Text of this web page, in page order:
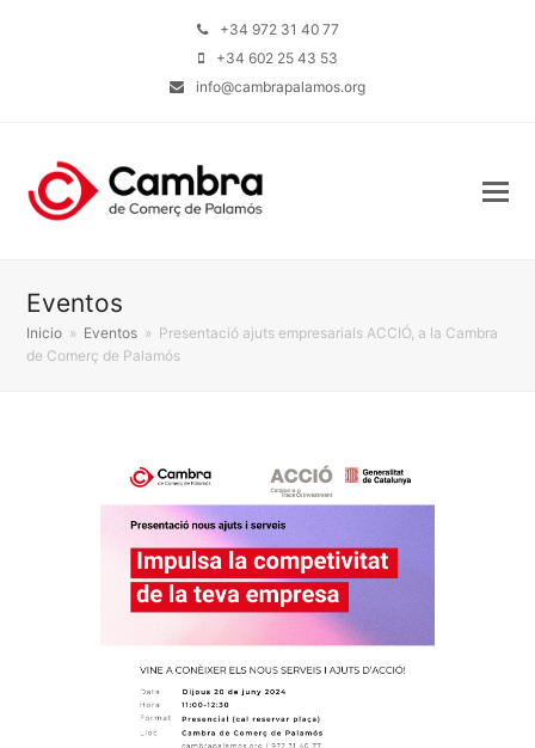
+34 972 31 40 77
+34 602 25 43 53
info@cambrapalamos.org
Eventos
Inicio » Eventos » Presentació ajuts empresarials ACCIÓ, a la Cambra
de Comerç de Palamós